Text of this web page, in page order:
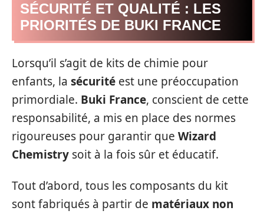
SÉCURITÉ ET QUALITÉ : LES
PRIORITÉS DE BUKI FRANCE
Lorsqu’il s’agit de kits de chimie pour
enfants, la sécurité est une préoccupation
primordiale. Buki France, conscient de cette
responsabilité, a mis en place des normes
rigoureuses pour garantir que Wizard
Chemistry soit à la fois sûr et éducatif.
Tout d’abord, tous les composants du kit
sont fabriqués à partir de matériaux non